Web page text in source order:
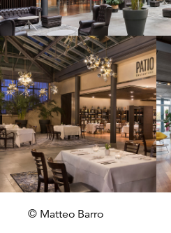
© Matteo Barro